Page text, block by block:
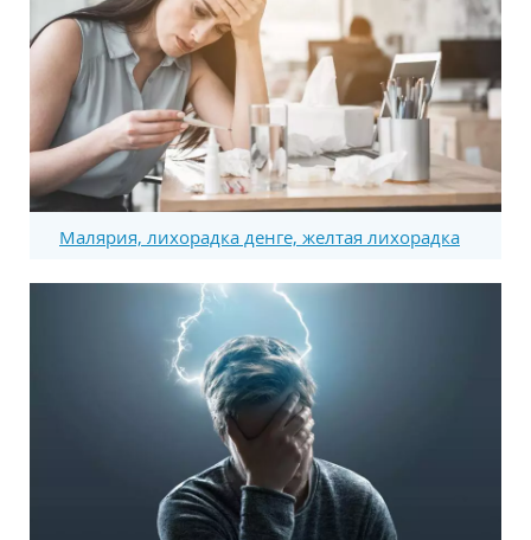
Малярия, лихорадка денге, желтая лихорадка